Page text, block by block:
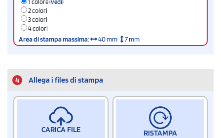
1 colore(vedi)
2 colori
3 colori
4 colori
Area di stampa massima: 40 mm 7 mm
4 Allega i files di stampa
CARICA FILE RISTAMPA